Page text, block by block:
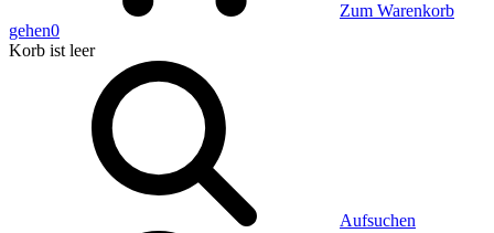
Zum Warenkorb
gehen0
Korb ist leer
Aufsuchen